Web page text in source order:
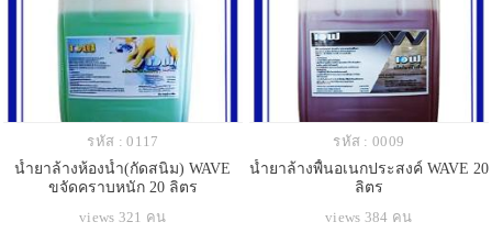
รหัส : 0117
น้ำยาล้างห้องน้ำ(กัดสนิม) WAVE
ขจัดคราบหนัก 20 ลิตร
views 321 คน
รหัส : 0009
น้ำยาล้างพื้นอเนกประสงค์ WAVE 20
ลิตร
views 384 คน